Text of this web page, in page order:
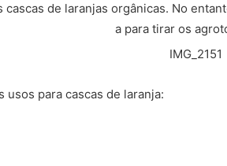
cascas de laranjas orgânicas. No
a para tirar os
usos para cascas de laranja: